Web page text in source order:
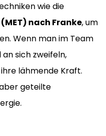
wie die
nach Franke, um
Wenn man im Team
sich zweifeln,
lähmende Kraft.
geteilte